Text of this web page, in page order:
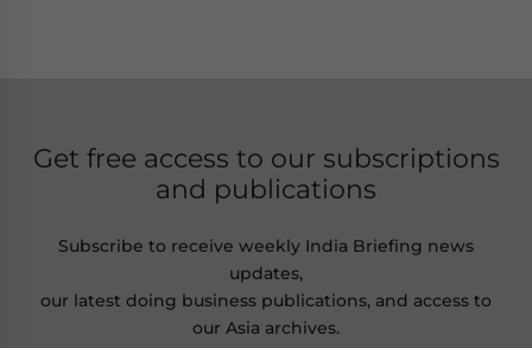
Get free access to our subscriptions
and publications
Subscribe to receive weekly India Briefing news
updates,
our latest doing business publications, and access to
our Asia archives.